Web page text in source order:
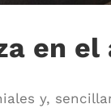
en
y,